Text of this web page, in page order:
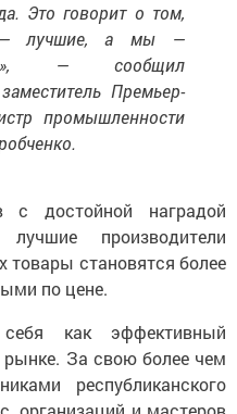
Это говорит о том,
— лучшие, а мы —
— сообщил
Премьер-
промышленности
с достойной наградой
производители
товары становятся более
по цене.
себя как эффективный
За свою более чем
республиканского